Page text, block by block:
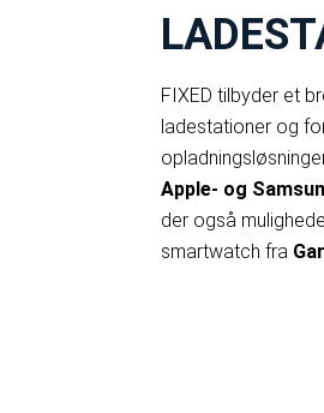
FIXED tilbyder et
ladestationer og
Apple- og
der også
smartwatch fra